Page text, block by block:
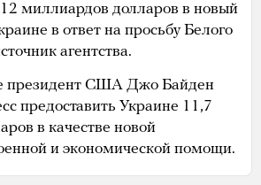
миллиардов долларов в новый
в ответ на просьбу Белого
агентства.
президент США Джо Байден
предоставить Украине 11,7
в качестве новой
и экономической помощи.